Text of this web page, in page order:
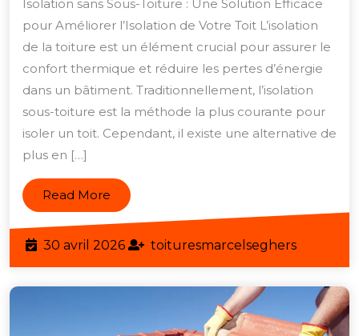
Isolation
:
Les
Avantages
de
l’Isolation
Toiture
Isolation sans Sous-Toiture : Une Solution Efficace
pour Améliorer l’Isolation de Votre Toit L’isolation
de la toiture est un élément crucial pour assurer le
confort thermique et réduire les pertes d’énergie
dans un bâtiment. Traditionnellement, l’isolation
sous-toiture est la méthode la plus courante pour
isoler un toit. Cependant, il existe une alternative de
plus en […]
Read More Read
More
30 avril 202630
avril
2026
toituresmarcelseghers